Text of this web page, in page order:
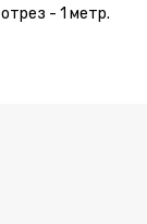
- 1 метр.